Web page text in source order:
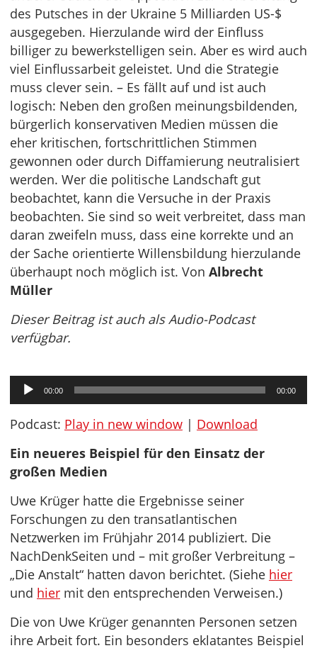
des Putsches in der Ukraine 5 Milliarden US-$
ausgegeben. Hierzulande wird der Einfluss
billiger zu bewerkstelligen sein. Aber es wird auch
viel Einflussarbeit geleistet. Und die Strategie
muss clever sein. – Es fällt auf und ist auch
logisch: Neben den großen meinungsbildenden,
bürgerlich konservativen Medien müssen die
eher kritischen, fortschrittlichen Stimmen
gewonnen oder durch Diffamierung neutralisiert
werden. Wer die politische Landschaft gut
beobachtet, kann die Versuche in der Praxis
beobachten. Sie sind so weit verbreitet, dass man
daran zweifeln muss, dass eine korrekte und an
der Sache orientierte Willensbildung hierzulande
überhaupt noch möglich ist. Von Albrecht
Müller
Dieser Beitrag ist auch als Audio-Podcast
verfügbar.
Audio-
Player
00:00 00:00
Podcast: Play in new window | Download
Ein neueres Beispiel für den Einsatz der
großen Medien
Uwe Krüger hatte die Ergebnisse seiner
Forschungen zu den transatlantischen
Netzwerken im Frühjahr 2014 publiziert. Die
NachDenkSeiten und – mit großer Verbreitung –
„Die Anstalt“ hatten davon berichtet. (Siehe hier
und hier mit den entsprechenden Verweisen.)
Die von Uwe Krüger genannten Personen setzen
ihre Arbeit fort. Ein besonders eklatantes Beispiel